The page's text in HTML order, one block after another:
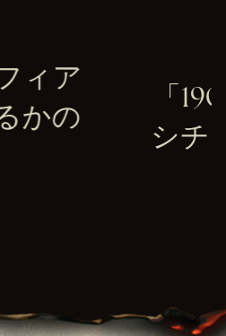
1900年代初頭
シチリアに魅了